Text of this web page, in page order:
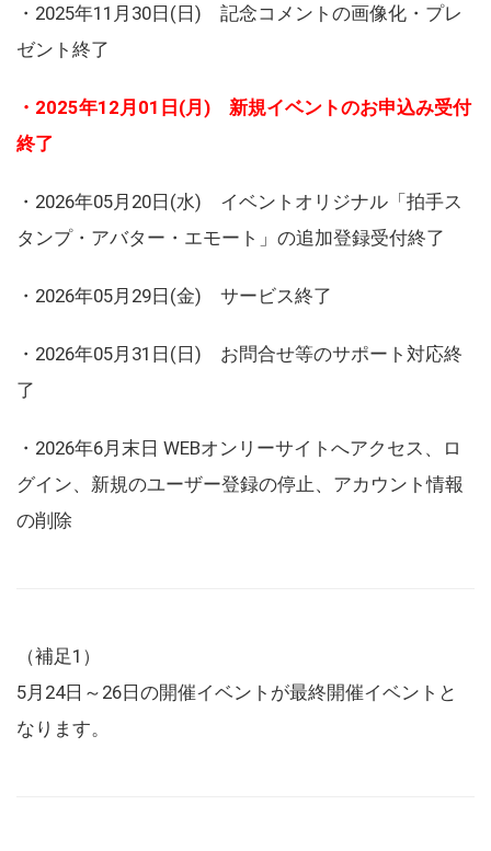
・2025年11月30日(日) 記念コメントの画像化・プレ
ゼント終了
・2025年12月01日(月) 新規イベントのお申込み受付
終了
・2026年05月20日(水) イベントオリジナル「拍手ス
タンプ・アバター・エモート」の追加登録受付終了
・2026年05月29日(金) サービス終了
・2026年05月31日(日) お問合せ等のサポート対応終
了
・2026年6月末日 WEBオンリーサイトへアクセス、ロ
グイン、新規のユーザー登録の停止、アカウント情報
の削除
（補足1）
5月24日～26日の開催イベントが最終開催イベントと
なります。